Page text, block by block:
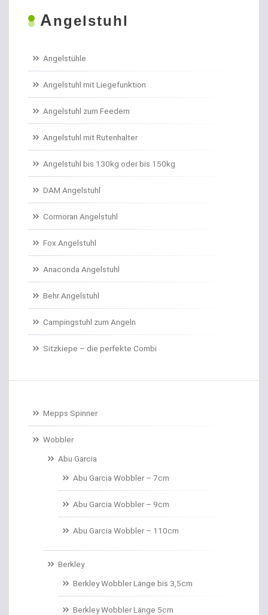
Angelschnur Feedern
Angelschnur Waller
Angelschnur Zander/Barsch
Angelstühle
Angelstuhl Behr
Anti Tangle Booms
Assist Hooks
Auftriebskugeln
Auftriebssysteme für Köder
Baitcastrollen
Baitformer für Forellenteig
Banksticks/Erdspeere
Barrows & Trolleys
Barschhaken gebunden
Bauchtaschen
Bedchairs
Angelstuhl
Angelstühle
Angelstuhl mit Liegefunktion
Angelstuhl zum Feedern
Angelstuhl mit Rutenhalter
Angelstuhl bis 130kg oder bis 150kg
DAM Angelstuhl
Cormoran Angelstuhl
Fox Angelstuhl
Anaconda Angelstuhl
Behr Angelstuhl
Campingstuhl zum Angeln
Sitzkiepe – die perfekte Combi
Mepps Spinner
Wobbler
Abu Garcia
Abu Garcia Wobbler – 7cm
Abu Garcia Wobbler – 9cm
Abu Garcia Wobbler – 110cm
Berkley
Berkley Wobbler Länge bis 3,5cm
Berkley Wobbler Länge 5cm